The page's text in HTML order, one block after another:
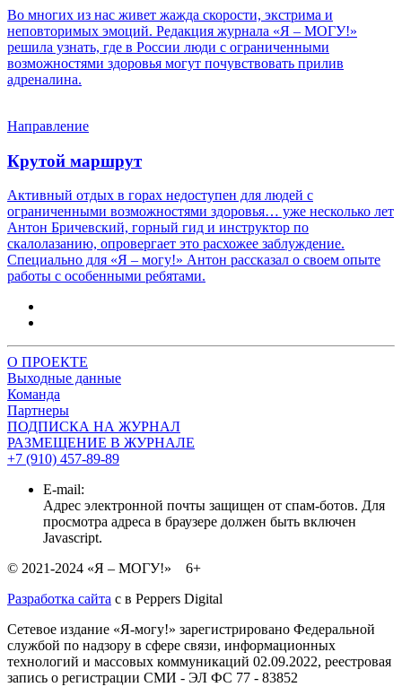
Во многих из нас живет жажда скорости, экстрима и
неповторимых эмоций. Редакция журнала «Я – МОГУ!»
решила узнать, где в России люди с ограниченными
возможностями здоровья могут почувствовать прилив
адреналина.
Направление
Крутой маршрут
Активный отдых в горах недоступен для людей с
ограниченными возможностями здоровья… уже несколько лет
Антон Бричевский, горный гид и инструктор по
скалолазанию, опровергает это расхожее заблуждение.
Специально для «Я – могу!» Антон рассказал о своем опыте
работы с особенными ребятами.
О ПРОЕКТЕ
Выходные данные
Команда
Партнеры
ПОДПИСКА НА ЖУРНАЛ
РАЗМЕЩЕНИЕ В ЖУРНАЛЕ
+7 (910) 457-89-89
E-mail:
Адрес электронной почты защищен от спам-ботов. Для
просмотра адреса в браузере должен быть включен
Javascript.
© 2021-2024 «Я – МОГУ!» 6+
Разработка сайта с в Peppers Digital
Сетевое издание «Я-могу!» зарегистрировано Федеральной
службой по надзору в сфере связи, информационных
технологий и массовых коммуникаций 02.09.2022, реестровая
запись о регистрации СМИ - ЭЛ ФС 77 - 83852